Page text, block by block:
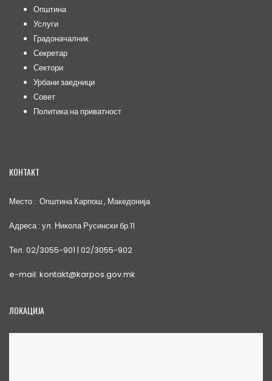
Општина
Услуги
Градоначалник
Секретар
Сектори
Урбани заедници
Совет
Политика на приватност
КОНТАКТ
Место : Општина Карпош , Македонија
Адреса : ул. Никола Русински бр.11
Тел. 02/3055-901 | 02/3055-902
e-mail: kontakt@karpos.gov.mk
ЛОКАЦИЈА